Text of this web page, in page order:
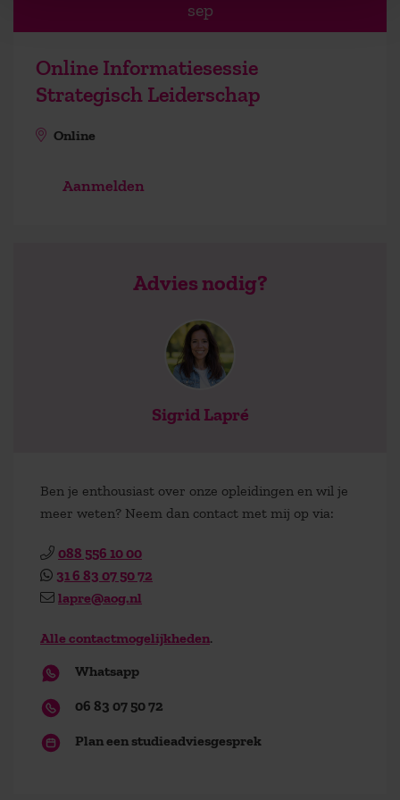
sep
Online Informatiesessie
Strategisch Leiderschap
Online
Aanmelden
Advies nodig?
Sigrid Lapré
Ben je enthousiast over onze opleidingen en wil je
meer weten? Neem dan contact met mij op via:
088 556 10 00
31 6 83 07 50 72
lapre@aog.nl
Alle contactmogelijkheden.
Whatsapp
06 83 07 50 72
Plan een studieadviesgesprek